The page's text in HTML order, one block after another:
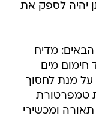
יהיה לספק את
מדיח
חימום מים
על מנת לחסוך
טמפרטורת
תאורה ומכשירי